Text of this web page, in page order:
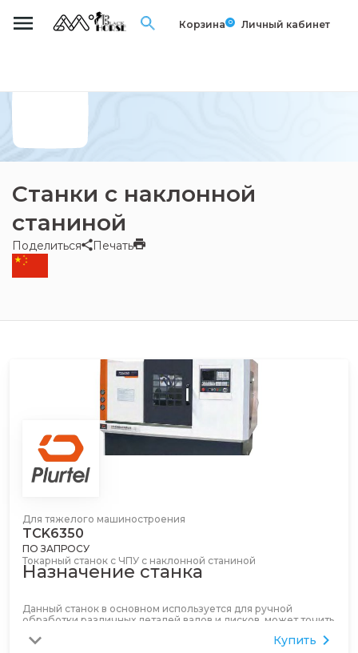
Корзина 0 Личный кабинет
Станки с наклонной
станиной
Поделиться Печать
Для тяжелого машиностроения
TCK6350
ПО ЗАПРОСУ
Токарный станок с ЧПУ с наклонной станиной
Назначение станка
Данный станок в основном используется для ручной
обработки различных деталей валов и дисков, может точить
поверхности тел вращения, может удовлетворятьКупить